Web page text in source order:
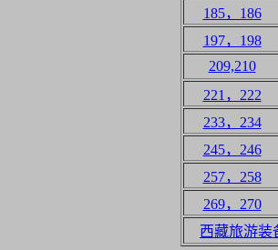
185，186
197，198
209,210
221，222
233，234
245，246
257，258
269，270
西藏旅游装